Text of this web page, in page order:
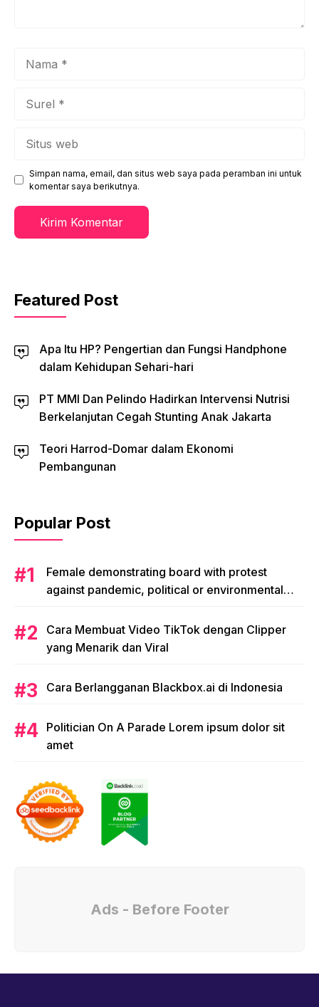
Simpan nama, email, dan situs web saya pada peramban ini untuk
komentar saya berikutnya.
Featured Post
Apa Itu HP? Pengertian dan Fungsi Handphone
dalam Kehidupan Sehari-hari
PT MMI Dan Pelindo Hadirkan Intervensi Nutrisi
Berkelanjutan Cegah Stunting Anak Jakarta
Teori Harrod-Domar dalam Ekonomi
Pembangunan
Popular Post
Female demonstrating board with protest
against pandemic, political or environmental
Cara Membuat Video TikTok dengan Clipper
yang Menarik dan Viral
Cara Berlangganan Blackbox.ai di Indonesia
Politician On A Parade Lorem ipsum dolor sit
amet
Ads - Before Footer